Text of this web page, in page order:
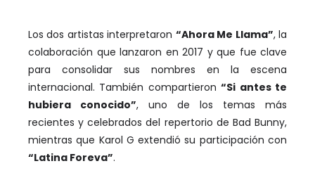
Los dos artistas interpretaron “Ahora Me Llama”, la
colaboración que lanzaron en 2017 y que fue clave
para consolidar sus nombres en la escena
internacional. También compartieron“Si antes te
hubiera conocido”, uno de los temas más
recientes y celebrados del repertorio de Bad Bunny,
mientras que Karol G extendió su participación con
“Latina Foreva”.